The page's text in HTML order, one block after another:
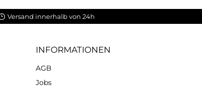
Versand innerhalb von 24h
INFORMATIONEN
AGB
Jobs